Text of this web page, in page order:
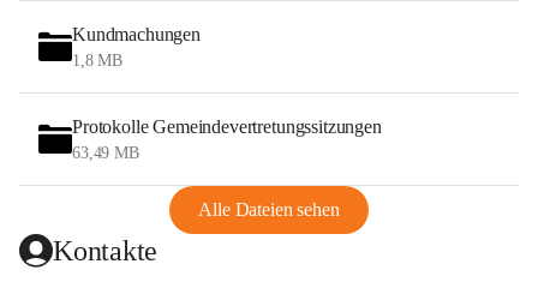
Kundmachungen
1,8 MB
Protokolle Gemeindevertretungssitzungen
63,49 MB
Alle Dateien sehen
Kontakte